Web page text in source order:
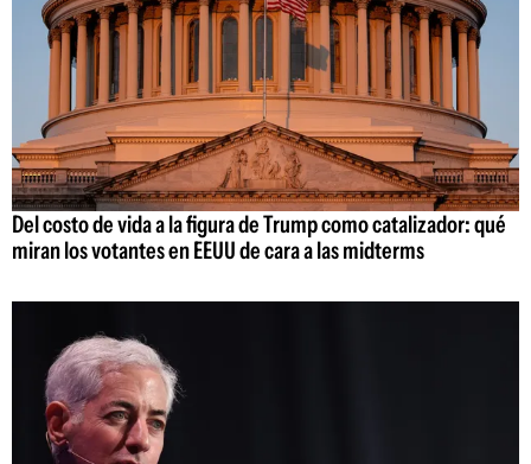
Del costo de vida a la figura de Trump como catalizador: qué
miran los votantes en EEUU de cara a las midterms